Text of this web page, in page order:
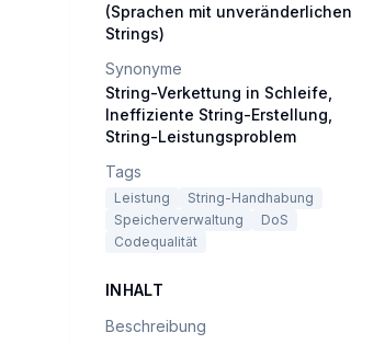
(Sprachen mit unveränderlichen
Strings)
Synonyme
String-Verkettung in Schleife,
Ineffiziente String-Erstellung,
String-Leistungsproblem
Tags
Leistung
String-Handhabung
Speicherverwaltung
DoS
Codequalität
INHALT
Beschreibung